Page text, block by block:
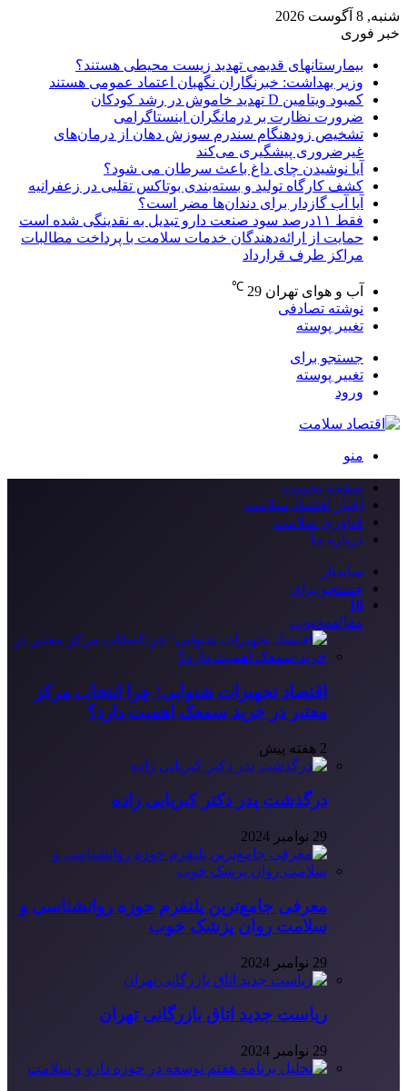
شنبه, 8 آگوست 2026
خبر فوری
بیمارستانهای قدیمی تهدید زیست محیطی هستند؟
وزیر بهداشت: خبرنگاران نگهبان اعتماد عمومی هستند
کمبود ویتامین D تهدید خاموش در رشد کودکان
ضرورت نظارت بر درمانگران اینستاگرامی
تشخیص زودهنگام سندرم سوزش دهان از درمان‌های
غیرضروری پیشگیری می‌کند
آیا نوشیدن چای داغ باعث سرطان می شود؟
کشف کارگاه تولید و بسته‌بندی بوتاکس تقلبی در زعفرانیه
آیا آب گازدار برای دندان‌ها مضر است؟
فقط ۱۱‌درصد سود صنعت دارو تبدیل به نقدینگی شده است
حمایت از ارائه‌دهندگان خدمات سلامت با پرداخت مطالبات
مراکز طرف قرارداد
آب و هوای تهران 29
℃
نوشته تصادفی
تغییر پوسته
جستجو برای
تغییر پوسته
ورود
منو
صفحه نخست
اخبار اقتصاد سلامت
فناوری سلامت
درباره ما
سایدبار
جستجو برای
10
مقالهمحبوب
اقتصاد تجهیزات شنوایی؛ چرا انتخاب مرکز
معتبر در خرید سمعک اهمیت دارد؟
2 هفته پیش
درگذشت پدر دکتر کبریایی زاده
29 نوامبر 2024
معرفی جامع‌ترین پلتفرم حوزه روانشناسی و
سلامت روان پزشک خوب
29 نوامبر 2024
ریاست جدید اتاق بازرگانی تهران
29 نوامبر 2024